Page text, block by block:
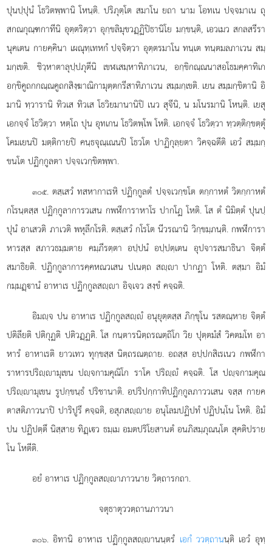
ปุนปฺปุนํ โธวิตพฺพานิ โหนฺติ. ปริภุตฺโต สมาโน ยถา นาม โอทเน ปจฺจมาเน ถุ
สกณกุณฺฑกาทีนิ อุตฺตริตฺวา อุกฺขลิมุขวฏฺฏิปิธานิโย มกฺขนฺติ, เอวเมว สกลสรีรา
นุคเตน กายคฺคินา เผณุทฺเทหกํ ปจฺจิตฺวา อุตฺตรมาโน ทนฺเต ทนฺตมลภาเวน สมฺ
มกฺเขติ. ชิวฺหาตาลุปฺปภุตีนิ เขฬเสมฺหาทิภาเวน, อกฺขิกณฺณนาสอโธมคฺคาทิเก
อกฺขิคูถกกณฺณคูถกสิงฺฆาณิกามุตฺตกรีสาทิภาเวน สมฺมกฺเขติ. เยน สมฺมกฺขิตานิ อิ
มานิ ทฺวารานิ ทิวเส ทิวเส โธวิยมานานิปิ เนว สุจีนิ, น มโนรมานิ โหนฺติ. เยสุ
เอกจฺจํ โธวิตฺวา หตฺโถ ปุน อุทเกน โธวิตพฺโพ โหติ. เอกจฺจํ โธวิตฺวา ทฺวตฺติกฺขตฺตุํ
โคมเยนปิ มตฺติกายปิ คนฺธจุณฺเณนปิ โธวโต ปาฏิกุลฺยตา วิคจฺฉตีติ เอวํ สมฺมกฺ
ขนโต ปฏิกฺกูลตา ปจฺจเวกฺขิตพฺพา.
๓๐๕. ตสฺเสวํทสหากาเรหิ ปฏิกฺกูลตํ ปจฺจเวกฺขโต ตกฺกาหตํ วิตกฺกาหตํ
กโรนฺตสฺส ปฏิกฺกูลาการวเสน กพฬีการาหาโร ปากโฏ โหติ. โส ตํ นิมิตฺตํ ปุนปฺ
ปุนํ อาเสวติ ภาเวติ พหุลีกโรติ. ตสฺเสวํ กโรโต นีวรณานิ วิกฺขมฺภนฺติ. กพฬีการา
หารสฺส สภาวธมฺมตาย คมฺภีรตฺตา อปฺปนํ อปฺปตฺเตน อุปจารสมาธินา จิตฺตํ
สมาธิยติ. ปฏิกฺกูลาการคฺคหณวเสน ปเนตฺถ สฺา ปากฏา โหติ. ตสฺมา อิมํ
กมฺมฏฺานํ อาหาเร ปฏิกฺกูลสฺา อิจฺเจว สงฺขํ คจฺฉติ.
อิมฺจ ปน อาหาเร ปฏิกฺกูลสฺํ อนุยุตฺตสฺส ภิกฺขุโน รสตณฺหาย จิตฺตํ
ปติลียติ ปติกุฏติ ปติวฏฺฏติ. โส กนฺตารนิตฺถรณตฺถิโก วิย ปุตฺตมํสํ วิคตมโท อา
หารํ อาหาเรติ ยาวเทว ทุกฺขสฺส นิตฺถรณตฺถาย. อถสฺส อปฺปกสิเรเนว กพฬีกา
ราหารปริฺามุเขน ปฺจกามคุณิโก ราโค ปริฺํ คจฺฉติ. โส ปฺจกามคุณ
ปริฺามุเขน รูปกฺขนฺธํ ปริชานาติ. อปริปกฺกาทิปฏิกฺกูลภาววเสน จสฺส กายค
ตาสติภาวนาปิ ปาริปูรึ คจฺฉติ, อสุภสฺาย อนุโลมปฏิปทํ ปฏิปนฺโน โหติ. อิมํ
ปน ปฏิปตฺตึ นิสฺสาย ทิฏฺเว ธมฺเม อมตปริโยสานตํ อนภิสมฺภุณนฺโต สุคติปราย
โน โหตีติ.
อยํ อาหาเร ปฏิกฺกูลสฺาภาวนาย วิตฺถารกถา.
จตุธาตุววตฺถานภาวนา
๓๐๖. อิทานิ อาหาเร ปฏิกฺกูลสฺานนฺตรํ เอกํ ววตฺถานนฺติ เอวํ อุทฺ